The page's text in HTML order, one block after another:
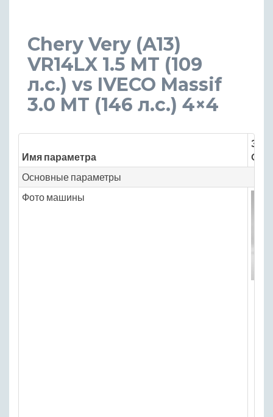
Chery Very (A13)
VR14LX 1.5 MT (109
л.с.) vs IVECO Massif
3.0 MT (146 л.с.) 4×4
Имя параметра
Основные параметры
Фото машины